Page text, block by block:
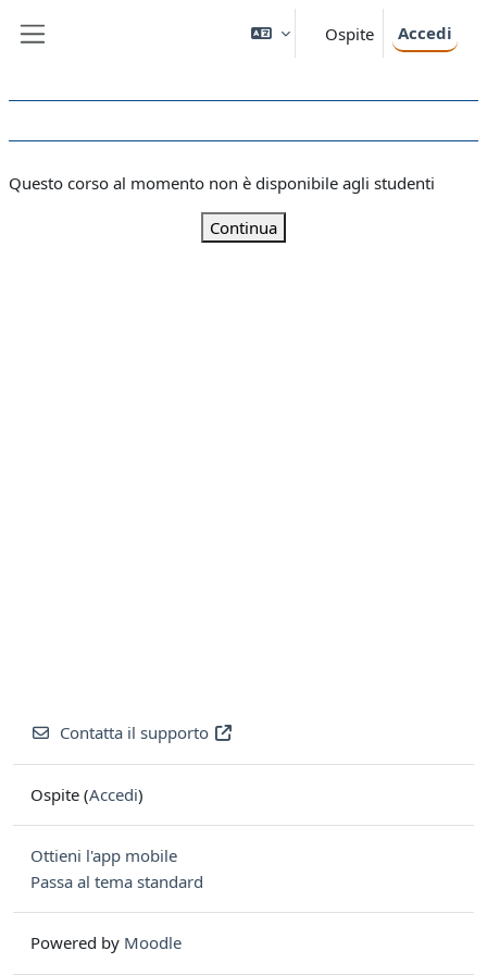
Ospite Accedi
Questo corso al momento non è disponibile agli studenti
Continua
Contatta il supporto
Ospite (Accedi)
Ottieni l'app mobile
Passa al tema standard
Powered by Moodle